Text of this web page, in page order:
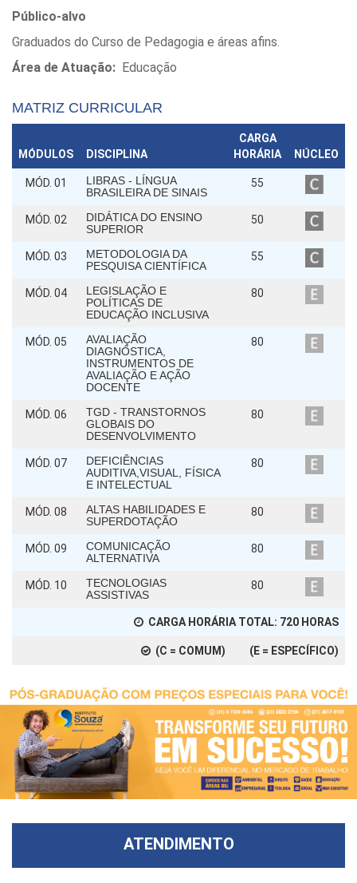
Público-alvo
Graduados do Curso de Pedagogia e áreas afins.
Área de Atuação: Educação
MATRIZ CURRICULAR
MÓDULOS DISCIPLINA
CARGA
HORÁRIA
NÚCLEO
MÓD. 01
LIBRAS - LÍNGUA
BRASILEIRA DE SINAIS
55
MÓD. 02
DIDÁTICA DO ENSINO
SUPERIOR
50
MÓD. 03
METODOLOGIA DA
PESQUISA CIENTÍFICA
55
MÓD. 04
LEGISLAÇÃO E
POLÍTICAS DE
EDUCAÇÃO INCLUSIVA
80
MÓD. 05
AVALIAÇÃO
DIAGNÓSTICA,
INSTRUMENTOS DE
AVALIAÇÃO E AÇÃO
DOCENTE
80
MÓD. 06
TGD - TRANSTORNOS
GLOBAIS DO
DESENVOLVIMENTO
80
MÓD. 07
DEFICIÊNCIAS
AUDITIVA,VISUAL, FÍSICA
E INTELECTUAL
80
MÓD. 08
ALTAS HABILIDADES E
SUPERDOTAÇÃO
80
MÓD. 09
COMUNICAÇÃO
ALTERNATIVA
80
MÓD. 10
TECNOLOGIAS
ASSISTIVAS
80
CARGA HORÁRIA TOTAL: 720 HORAS
(C = COMUM) (E = ESPECÍFICO)
ATENDIMENTO